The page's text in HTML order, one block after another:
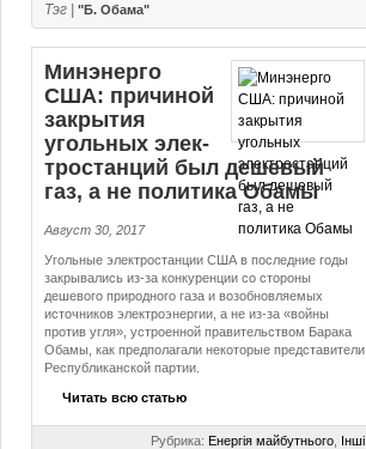
Тэг | "Б. Обама"
Минэнерго
США: причиной
закрытия
угольных элек­
тро­стан­ций был дешевый
газ, а не политика Обамы
Август 30, 2017
Угольные электростанции США в последние годы
закрывались из-за конкуренции со стороны
дешевого природного газа и возобновляемых
источников электроэнергии, а не из-за «войны
против угля», устроенной правительством Барака
Обамы, как предполагали некоторые представители
Республиканской партии.
Читать всю статью
Рубрика: Енергія майбутнього Інші